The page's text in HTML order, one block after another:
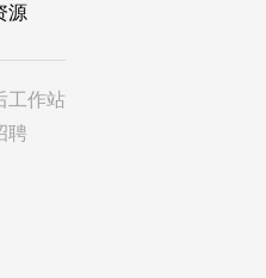
源
工作站
聘